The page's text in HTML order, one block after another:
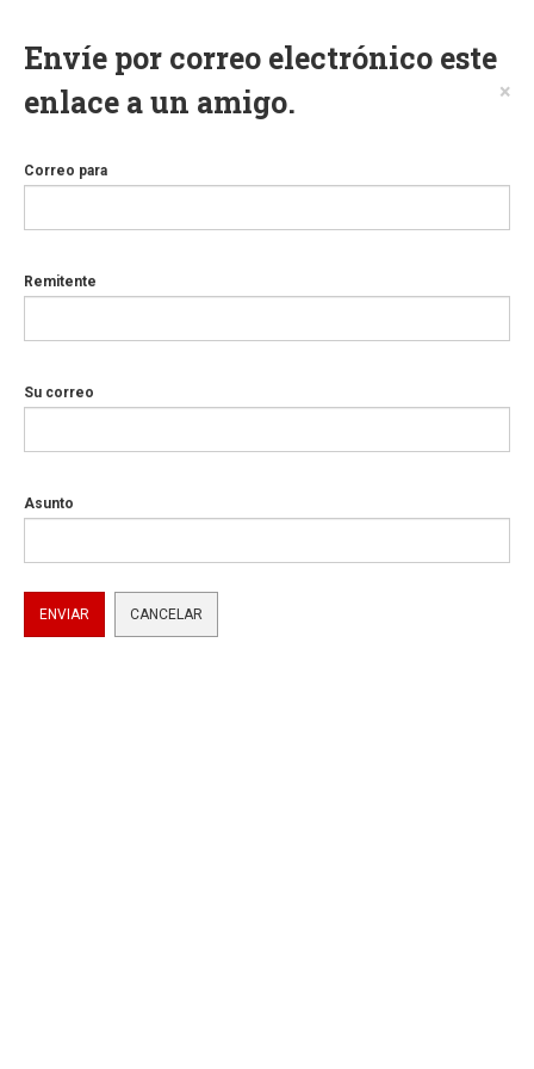
Envíe por correo electrónico este
enlace a un amigo.
×
Correo para
Remitente
Su correo
Asunto
ENVIAR CANCELAR